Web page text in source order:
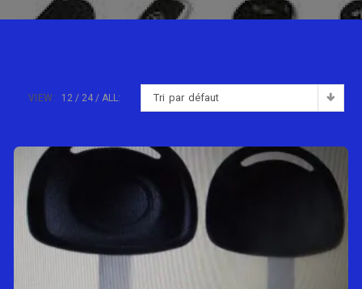
Tri par défaut
VIEW: 12 24 ALL: